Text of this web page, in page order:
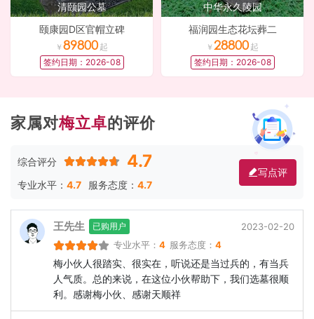
清颐园公墓
颐康园D区官帽立碑
89800
签约日期： 2026-08
中华永久陵园
福润园生态花坛葬二
28800
签约日期： 2026-08
家属对梅立卓的评价
综合评分 4.7
专业水平： 4.7 服务态度： 4.7
写点评
王先生 已购用户
2023-02-20
专业水平： 4 服务态度： 4
梅小伙人很踏实、很实在，听说还是当过兵的，有当兵
人气质。总的来说，在这位小伙帮助下，我们选墓很顺
利。感谢梅小伙、感谢天顺祥